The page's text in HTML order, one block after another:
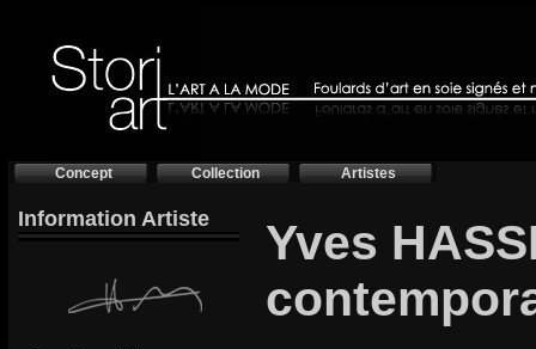
Concept Collection Artistes
Information Artiste
Yves